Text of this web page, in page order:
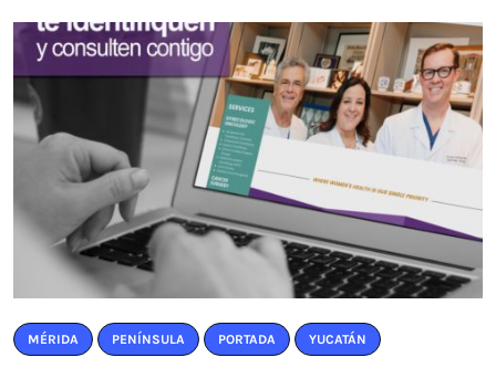
MÉRIDA PENÍNSULA PORTADA YUCATÁN